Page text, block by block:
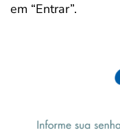
em “Entrar”.